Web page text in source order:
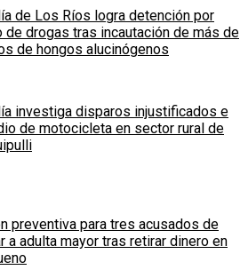
de Los Ríos logra detención por
de drogas tras incautación de más de
de hongos alucinógenos
investiga disparos injustificados e
de motocicleta en sector rural de
preventiva para tres acusados de
a adulta mayor tras retirar dinero en